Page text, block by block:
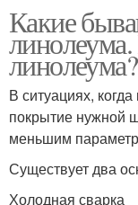
Какие
линолеума?
В ситуациях,
покрытие нужной
меньшим
Существует два
Холодная сварка